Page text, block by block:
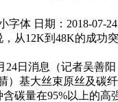
日期：2018-
从12K到48K的成功
日消息（记者吴善阳
）基大丝束原丝及碳
量在95%以上的高强